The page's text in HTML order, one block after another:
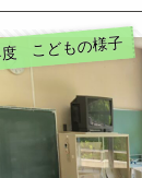
こどもの様子